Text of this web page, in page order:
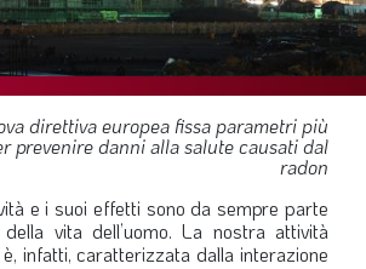
FIL ROUGE
direttiva europea fissa parametri più
prevenire danni alla salute causati dal
radon
e i suoi effetti sono da sempre parte
vita dell’uomo. La nostra attività
infatti, caratterizzata dalla interazione